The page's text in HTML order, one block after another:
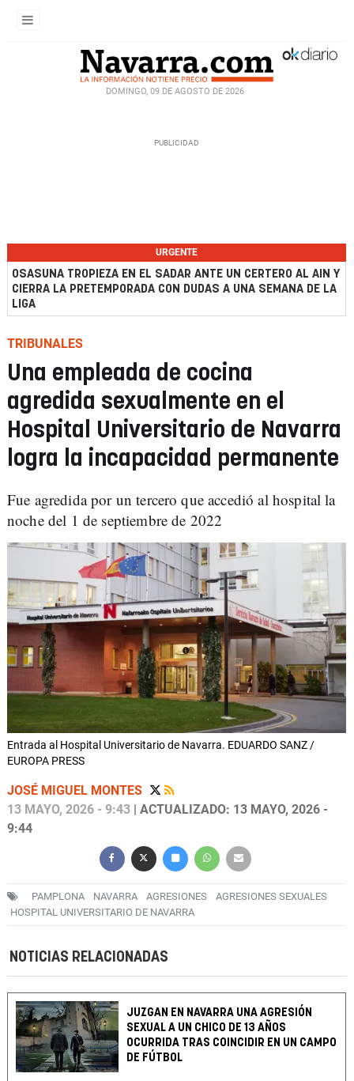
DOMINGO, 09 DE AGOSTO DE 2026
URGENTE
OSASUNA TROPIEZA EN EL SADAR ANTE UN CERTERO AL AIN Y
CIERRA LA PRETEMPORADA CON DUDAS A UNA SEMANA DE LA
LIGA
TRIBUNALES
Una empleada de cocina
agredida sexualmente en el
Hospital Universitario de Navarra
logra la incapacidad permanente
Fue agredida por un tercero que accedió al hospital la
noche del 1 de septiembre de 2022
Entrada al Hospital Universitario de Navarra. EDUARDO SANZ /
EUROPA PRESS
JOSÉ MIGUEL MONTES
13 MAYO, 2026 - 9:43 | ACTUALIZADO: 13 MAYO, 2026 -
9:44
PAMPLONA NAVARRA AGRESIONES
AGRESIONES SEXUALES
HOSPITAL UNIVERSITARIO DE NAVARRA
NOTICIAS RELACIONADAS
JUZGAN EN NAVARRA UNA AGRESIÓN
SEXUAL A UN CHICO DE 13 AÑOS
OCURRIDA TRAS COINCIDIR EN UN CAMPO
DE FÚTBOL